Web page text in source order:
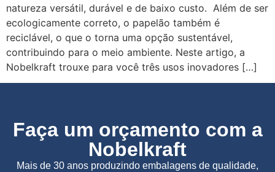
natureza versátil, durável e de baixo custo. Além de ser
ecologicamente correto, o papelão também é
reciclável, o que o torna uma opção sustentável,
contribuindo para o meio ambiente. Neste artigo, a
Nobelkraft trouxe para você três usos inovadores […]
Faça um orçamento com a
Nobelkraft
Mais de 30 anos produzindo embalagens de qualidade,